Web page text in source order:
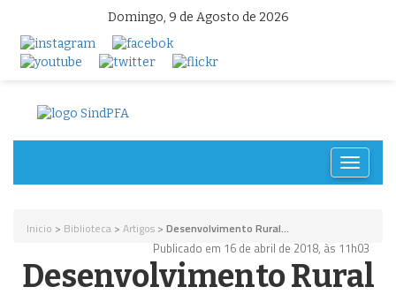
Domingo, 9 de Agosto de 2026
Toggle
Inicio > Biblioteca > Artigos > Desenvolvimento Rural...
Publicado em 16 de abril de 2018, às 11h03
Desenvolvimento Rural